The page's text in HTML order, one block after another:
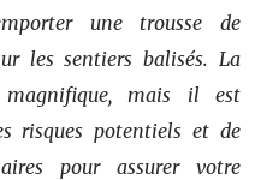
une trousse de
les sentiers balisés. La
mais il est
risques potentiels et de
pour assurer votre